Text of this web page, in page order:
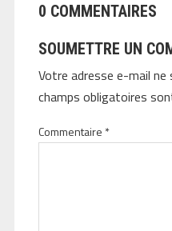
0 COMMENTAIRES
SOUMETTRE UN
Votre adresse e-mail ne
champs obligatoires
Commentaire *